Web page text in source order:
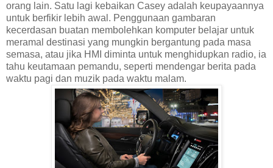
orang lain. Satu lagi kebaikan Casey adalah keupayaannya
untuk berfikir lebih awal. Penggunaan gambaran
kecerdasan buatan membolehkan komputer belajar untuk
meramal destinasi yang mungkin bergantung pada masa
semasa, atau jika HMI diminta untuk menghidupkan radio, ia
tahu keutamaan pemandu, seperti mendengar berita pada
waktu pagi dan muzik pada waktu malam.